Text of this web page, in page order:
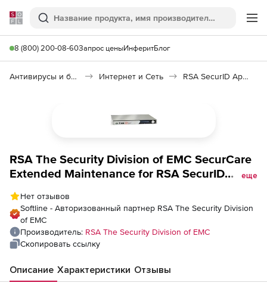
Softline
Поиск
8 (800) 200-08-60Запрос ценыИнферитБлог
Антивирусы и безопасность Интернет и Сеть RSA SecurID Appliance
RSA The Security Division of EMC SecurCare
Extended Maintenance for RSA SecurID
Month, Количество пользователей
еще
Нет отзывов
Softline - Авторизованный партнер RSA The Security Division
of EMC
Производитель: RSA The Security Division of EMC
Скопировать ссылку
Описание Характеристики Отзывы